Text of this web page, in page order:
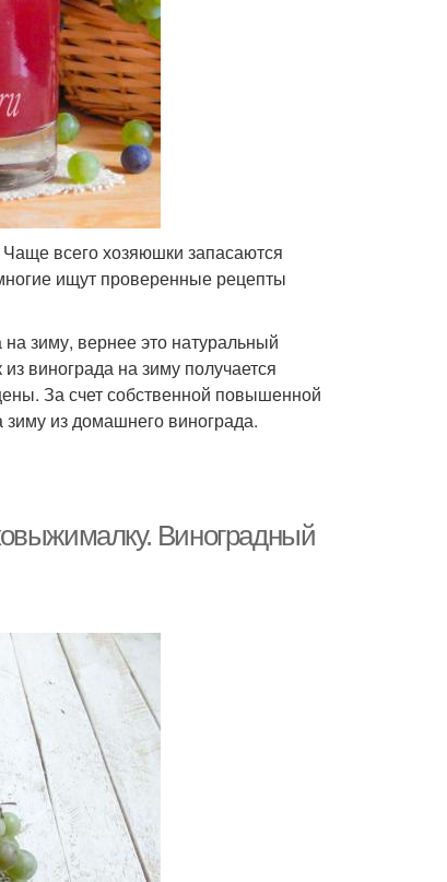
Чаще всего хозяюшки запасаются
ищут проверенные рецепты
зиму, вернее это натуральный
винограда на зиму получается
За счет собственной повышенной
зиму из домашнего винограда.
Виноградный